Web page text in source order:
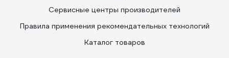
Сервисные центры производителей
Правила применения рекомендательных технологий
Каталог товаров